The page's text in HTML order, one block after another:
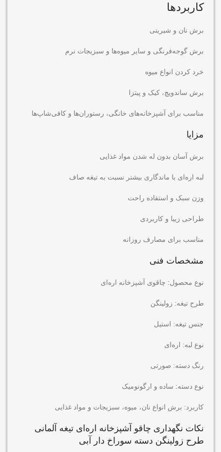
کاربردها
برش نان و شیرینی
برش گوجه‌فرنگی و سایر میوه‌ها و سبزیجات نرم
خرد کردن انواع میوه
برش ساندویچ، کیک و پیتزا
مناسب برای آشپزخانه‌های خانگی، رستوران‌ها و کافی‌شاپ‌ها
مزایا
برش آسان بدون له شدن مواد غذایی
لبه اره‌ای با ماندگاری بیشتر نسبت به تیغه صاف
وزن سبک و استفاده راحت
طراحی زیبا و کاربردی
مناسب برای مصارف روزانه
مشخصات فنی
نوع محصول: چاقوی آشپزخانه اره‌ای
طرح تیغه: زولینگن
جنس تیغه: استیل
نوع لبه: اره‌ای
رنگ دسته: صورتی
نوع دسته: ساده و ارگونومیک
کاربرد: برش انواع نان، میوه، سبزیجات و مواد غذایی
نکات نگهداری چاقو آشپزخانه اره‌ای تیغه آلمانی
طرح زولینگن دسته سوراخ دار آبی